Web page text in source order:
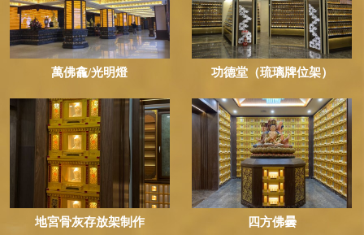
萬佛龕/光明燈 功德堂（琉璃牌位架）
地宮骨灰存放架制作 四方佛曇